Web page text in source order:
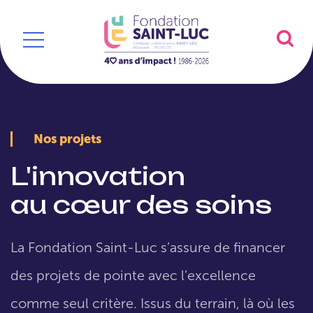
Nos projets
L'innovation
au cœur des soins
La Fondation Saint-Luc s’assure de financer
des projets de pointe avec l’excellence
comme seul critère. Issus du terrain, là où les